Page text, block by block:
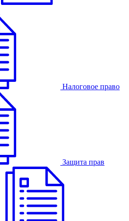
Налоговое право
Защита прав